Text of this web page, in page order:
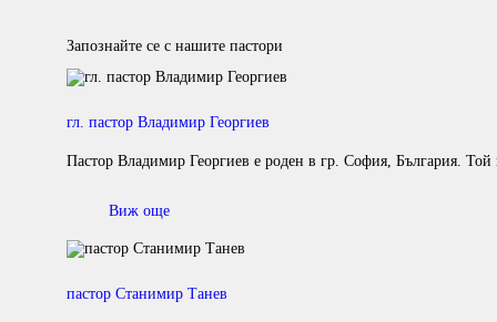
Запознайте се с нашите пастори
гл. пастор Владимир Георгиев
Пастор Владимир Георгиев е роден в гр. София, България.
Виж още
пастор Станимир Танев